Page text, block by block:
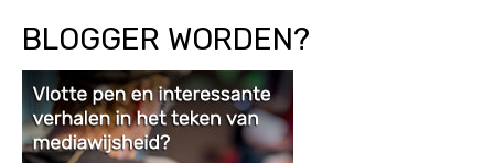
BLOGGER WORDEN?